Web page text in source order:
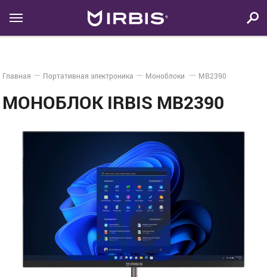
Главная Портативная электроника Моноблоки MB2390
МОНОБЛОК IRBIS MB2390